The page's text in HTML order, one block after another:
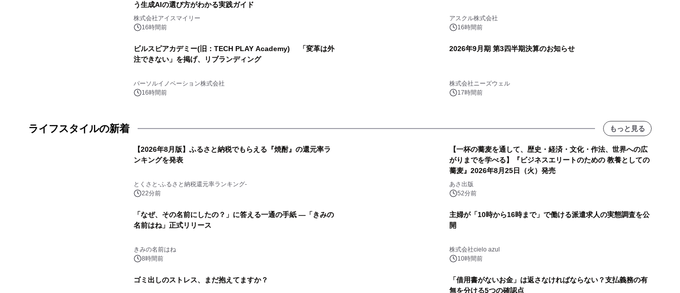
う生成AIの選び方がわかる実践ガイド
株式会社アイスマイリー
16時間前
アスクル株式会社
16時間前
ビルスピアカデミー(旧：TECH PLAY Academy) 「変革は外
注できない」を掲げ、リブランディング
パーソルイノベーション株式会社
16時間前
2026年9月期 第3四半期決算のお知らせ
株式会社ニーズウェル
17時間前
ライフスタイルの新着 もっと見る
【2026年8月版】ふるさと納税でもらえる『焼酎』の還元率ラ
ンキングを発表
とくさと-ふるさと納税還元率ランキング-
22分前
【一杯の蕎麦を通して、歴史・経済・文化・作法、世界への広
がりまでを学べる】『ビジネスエリートのための 教養としての
蕎麦』2026年8月25日（火）発売
あさ出版
52分前
「なぜ、その名前にしたの？」に答える一通の手紙 ―「きみの
名前はね」正式リリース
きみの名前はね
8時間前
主婦が「10時から16時まで」で働ける派遣求人の実態調査を公
開
株式会社cielo azul
10時間前
ゴミ出しのストレス、まだ抱えてますか？
「借用書がないお金」は返さなければならない？支払義務の有
無を分ける5つの確認点